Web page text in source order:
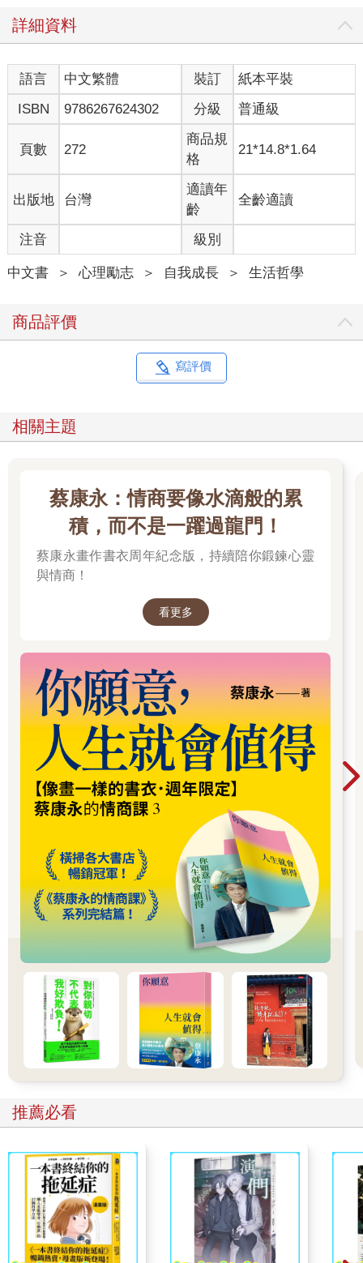
詳細資料
語言 中文繁體 裝訂
紙本平裝
ISBN
9786267624302 分級 普通級
頁數 272
商品規
格
21*14.8*1.64
出版地 台灣
適讀年
齡
全齡適讀
注音 級別
中文書 ＞ 心理勵志 ＞ 自我成長 ＞ 生活哲學
商品評價
寫評價
相關主題
蔡康永：情商要像水滴般的累
積，而不是一躍過龍門！
蔡康永畫作書衣周年紀念版，持續陪你鍛鍊心靈
與情商！
看更多
推薦必看